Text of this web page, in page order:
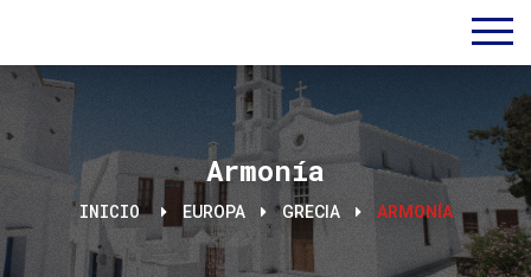
Armonía
INICIO EUROPA GRECIA ARMONÍA